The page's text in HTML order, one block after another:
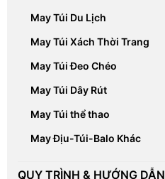
May Túi Du Lịch
May Túi Xách Thời Trang
May Túi Đeo Chéo
May Túi Dây Rút
May Túi thể thao
May Địu-Túi-Balo Khác
QUY TRÌNH & HƯỚNG DẪN